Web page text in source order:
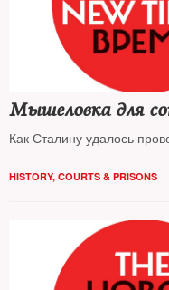
Мышеловка для
Как Сталину удалось
HISTORY, COURTS & PRISONS